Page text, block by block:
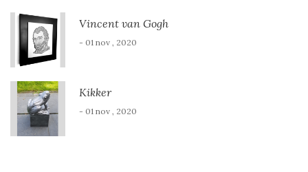
Vincent van Gogh
- 01 nov , 2020
Kikker
- 01 nov , 2020